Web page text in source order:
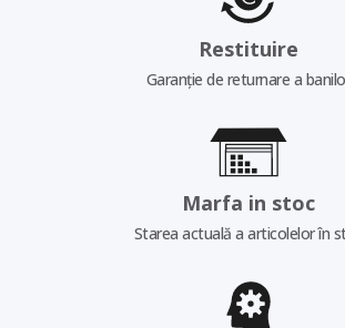
Restituire
Garanție de returnare a
Marfa in stoc
Starea actuală a articolelor în